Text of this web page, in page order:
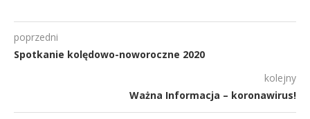
poprzedni
Spotkanie kolędowo-noworoczne 2020
kolejny
Ważna Informacja – koronawirus!